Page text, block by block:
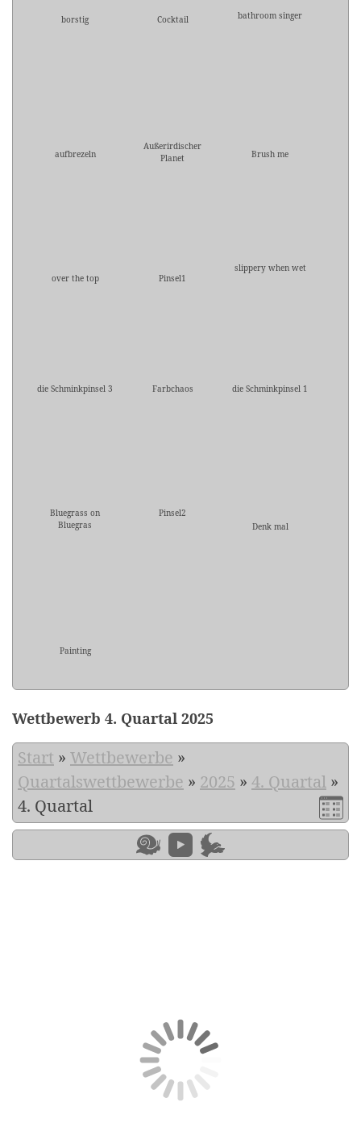
borstig Cocktail bathroom singer
aufbrezeln
Außerirdischer
Planet
Brush me
over the top Pinsel1
slippery when wet
die Schminkpinsel 3 Farbchaos die Schminkpinsel 1
Bluegrass on
Bluegras
Pinsel2
Denk mal
Painting
Wettbewerb 4. Quartal 2025
Start » Wettbewerbe »
Quartalswettbewerbe » 2025 » 4. Quartal »
4. Quartal